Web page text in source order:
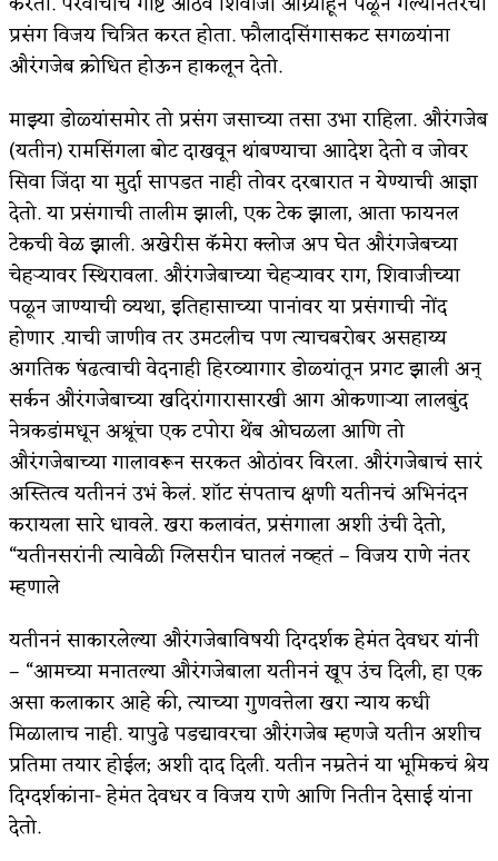
प्रसंग विजय चित्रित करत होता. फौलादसिंगासकट सगळ्यांना
औरंगजेब क्रोधित होऊन हाकलून देतो.
माझ्या डोळ्यांसमोर तो प्रसंग जसाच्या तसा उभा राहिला. औरंगजेब
(यतीन) रामसिंगला बोट दाखवून थांबण्याचा आादेश देतो व जोवर
सिवा जिंदा या मुर्दा सापडत नाही तोवर दरबारात न येण्याची आज्ञा
देतो. या प्रसंगाची तालीम झाली, एक टेक झाला, आता फायनल
टेकची वेळ झाली. अखेरीस कॅमेरा क्लोज अप घेत औरंगजेबच्या
चेहर्‍यावर स्थिरावला. औरंगजेबाच्या चेहर्‍यावर राग, शिवाजीच्या
पळून जाण्याची व्यथा, इतिहासाच्या पानांवर या प्रसंगाची नोंद
होणार .याची जाणीव तर उमटलीच पण त्याचबरोबर असहाय्य
अगतिक षंढत्वाची वेदनाही हिरव्यागार डोळ्यांतून प्रगट झाली अन्
सर्कन औरंगजेबाच्या खदिरांगारासारखी आग ओकणार्‍या लालबुंद
नेत्रकडांमधून अश्रूंचा एक टपोरा थेंब ओघळला आणि तो
औरंगजेबाच्या गालावरून सरकत ओठांवर विरला. औरंगजेबाचं सारं
अस्तित्व यतीननं उभं केलं. शॉट संपताच क्षणी यतीनचं अभिनंदन
करायला सारे धावले. खरा कलावंत, प्रसंगाला अशी उंची देतो,
“यतीनसरांनी त्यावेळी ग्लिसरीन घातलं नव्हतं – विजय राणे नंतर
म्हणाले
यतीननं साकारलेल्या औरंगजेबाविषयी दिग्दर्शक हेमंत देवधर यांनी
– “आमच्या मनातल्या औरंगजेबाला यतीननं खूप उंच दिली, हा एक
असा कलाकार आहे की, त्याच्या गुणवत्तेला खरा न्याय कधी
मिळालाच नाही. यापुढे पडद्यावरचा औरंगजेब म्हणजे यतीन अशीच
प्रतिमा तयार होईल; अशी दाद दिली. यतीन नम्रतेनं या भूमिकचं श्रेय
दिग्दर्शकांना- हेमंत देवधर व विजय राणे आणि नितीन देसाई यांना
देतो.